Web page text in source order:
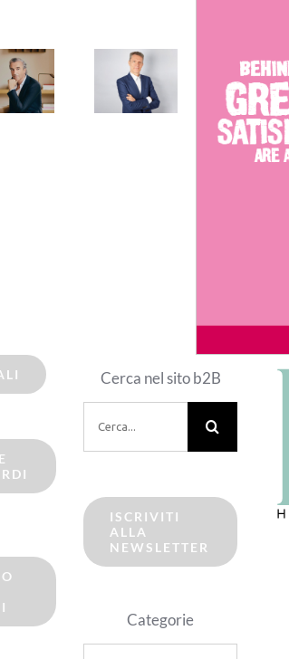
primo
semestre
2026:
ricavi a
chiude il
2025
con
ricavi
record a
esporta
in Cina
la linea
Farma
Med
Cerca nel sito b2B
per:
ISCRIVITI
ALLA
NEWSLETTER
Categorie